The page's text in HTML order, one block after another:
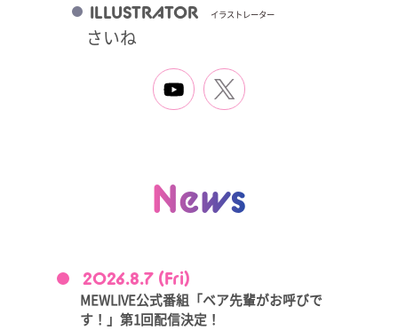
ILLUSTRATOR イラストレーター
さいね
News
2026.8.7 (Fri)
MEWLIVE公式番組「ベア先輩がお呼びで
す！」第1回配信決定！